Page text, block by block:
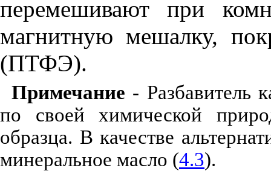
перемешивают при
магнитную мешалку,
(ПТФЭ).
Примечание - Разбавитель
по своей химической
образца. В качестве
минеральное масло (4.3).